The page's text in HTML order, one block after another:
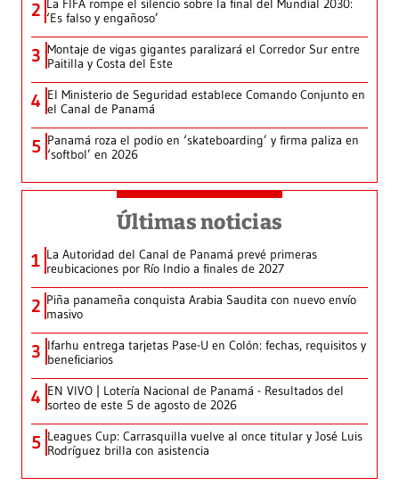
2 La FIFA rompe el silencio sobre la final del Mundial 2030:
‘Es falso y engañoso’
3 Montaje de vigas gigantes paralizará el Corredor Sur entre
Paitilla y Costa del Este
4 El Ministerio de Seguridad establece Comando Conjunto en
el Canal de Panamá
5 Panamá roza el podio en ‘skateboarding’ y firma paliza en
‘softbol’ en 2026
Últimas noticias
1 La Autoridad del Canal de Panamá prevé primeras
reubicaciones por Río Indio a finales de 2027
2 Piña panameña conquista Arabia Saudita con nuevo envío
masivo
3 Ifarhu entrega tarjetas Pase-U en Colón: fechas, requisitos y
beneficiarios
4 EN VIVO | Lotería Nacional de Panamá - Resultados del
sorteo de este 5 de agosto de 2026
5 Leagues Cup: Carrasquilla vuelve al once titular y José Luis
Rodríguez brilla con asistencia